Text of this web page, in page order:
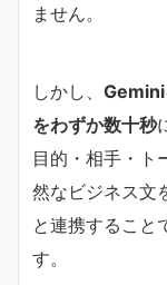
ません。
しかし、 Gemini
をわずか数十秒
目的・相手・ト
然なビジネス文
と連携すること
す。